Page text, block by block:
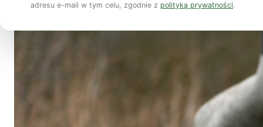
adresu e-mail w tym celu, zgodnie z polityką prywatności.